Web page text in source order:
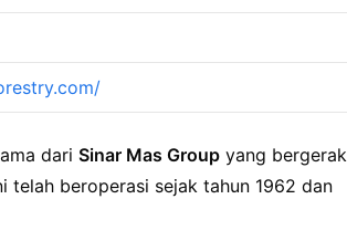
dari Sinar Mas Group yang bergerak
telah beroperasi sejak tahun 1962 dan